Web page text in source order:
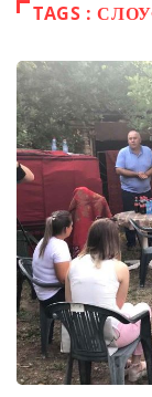
TAGS :